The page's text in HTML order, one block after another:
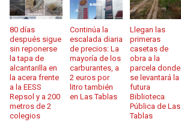
80 días
después sigue
sin reponerse
la tapa de
alcantarilla en
la acera frente
a la EESS
Repsol y a 200
metros de 2
colegios
Continúa la
escalada diaria
de precios: La
mayoría de los
carburantes, a
2 euros por
litro también
en Las Tablas
Llegan las
primeras
casetas de
obra a la
parcela donde
se levantará la
futura
Biblioteca
Pública de Las
Tablas